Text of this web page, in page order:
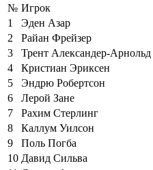
№ Игрок
1
Эден Азар
2
Райан Фрейзер
3
Трент Александер-Арнольд
4
Кристиан Эриксен
5
Эндрю Робертсон
6
Лерой Зане
7
Рахим Стерлинг
8
Каллум Уилсон
9
Поль Погба
10 Давид Сильва